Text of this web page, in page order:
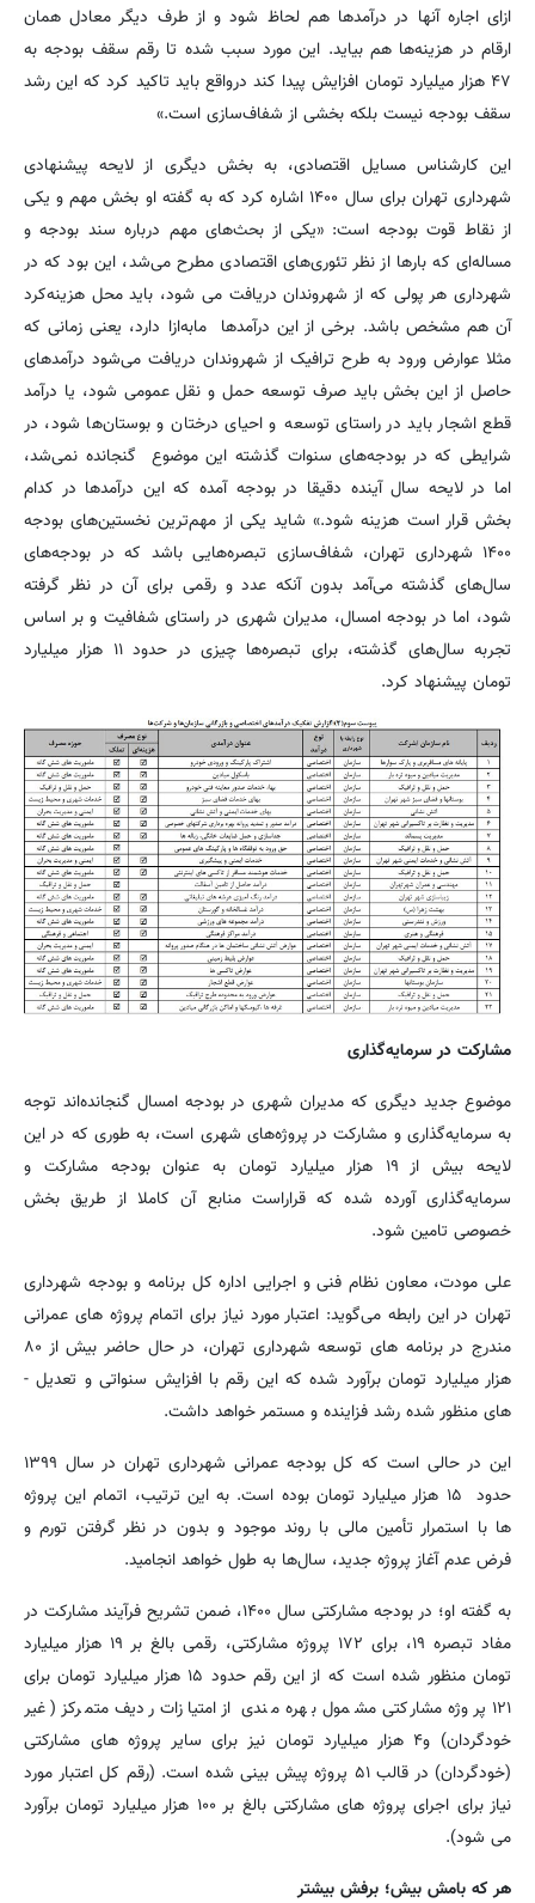
ازای اجاره آنها در درآمدها هم لحاظ شود و از طرف دیگر معادل همان
ارقام در هزینه‌ها هم بیاید. این مورد سبب شده تا رقم سقف بودجه به
۴۷ هزار میلیارد تومان افزایش پیدا کند درواقع باید تاکید کرد که این رشد
سقف بودجه نیست بلکه بخشی از شفاف‌سازی است.»
این کارشناس مسایل اقتصادی، به بخش دیگری از لایحه پیشنهادی
شهرداری تهران برای سال ۱۴۰۰ اشاره کرد که به گفته او بخش مهم و یکی
از نقاط قوت بودجه است: «یکی از بحث‌های مهم درباره سند بودجه و
مساله‌ای که بارها از نظر تئوری‌های اقتصادی مطرح می‌شد، این بود که در
شهرداری هر پولی که از شهروندان دریافت می شود، باید محل هزینه‌کرد
آن هم مشخص باشد. برخی از این درآمدها مابه‌ازا دارد، یعنی زمانی که
مثلا عوارض ورود به طرح ترافیک از شهروندان دریافت می‌شود درآمدهای
حاصل از این بخش باید صرف توسعه حمل و نقل عمومی شود، یا درآمد
قطع اشجار باید در راستای توسعه و احیای درختان و بوستان‌ها شود، در
شرایطی که در بودجه‌های سنوات گذشته این موضوع گنجانده نمی‌شد،
اما در لایحه سال آینده دقیقا در بودجه آمده که این درآمدها در کدام
بخش قرار است هزینه شود.» شاید یکی از مهم‌ترین نخستین‌های بودجه
۱۴۰۰ شهرداری تهران، شفاف‌سازی تبصره‌هایی باشد که در بودجه‌های
سال‌های گذشته می‌آمد بدون آنکه عدد و رقمی برای آن در نظر گرفته
شود، اما در بودجه امسال، مدیران شهری در راستای شفافیت و بر اساس
تجربه سال‌های گذشته، برای تبصره‌ها چیزی در حدود ۱۱ هزار میلیارد
تومان پیشنهاد کرد.
مشارکت در سرمایه‌گذاری
موضوع جدید دیگری که مدیران شهری در بودجه امسال گنجانده‌اند توجه
به سرمایه‌گذاری و مشارکت در پروژه‌های شهری است، به طوری که در این
لایحه بیش از ۱۹ هزار میلیارد تومان به عنوان بودجه مشارکت و
سرمایه‌گذاری آورده شده که قراراست منابع آن کاملا از طریق بخش
خصوصی تامین شود.
علی مودت، معاون نظام فنی و اجرایی اداره کل برنامه و بودجه شهرداری
تهران در این رابطه می‌گوید: اعتبار مورد نیاز برای اتمام پروژه های عمرانی
مندرج در برنامه­ های توسعه شهرداری تهران، در حال حاضر بیش از ۸۰
هزار میلیارد تومان برآورد شده که این رقم با افزایش سنواتی و تعدیل ­
های منظور شده رشد فزاینده و مستمر خواهد داشت.
این در حالی است که کل بودجه عمرانی شهرداری تهران در سال ۱۳۹۹
حدود ۱۵ هزار میلیارد تومان بوده است. به این ترتیب، اتمام این پروژه
ها با استمرار تأمین مالی با روند موجود و بدون در نظر گرفتن تورم و
فرض عدم آغاز پروژه جدید، سال‌ها به طول خواهد انجامید.
به گفته او؛ در بودجه مشارکتی سال ۱۴۰۰، ضمن تشریح فرآیند مشارکت در
مفاد تبصره ۱۹، برای ۱۷۲ پروژه مشارکتی، رقمی بالغ بر ۱۹ هزار میلیارد
تومان منظور شده است که از این رقم حدود ۱۵ هزار میلیارد تومان برای
۱۲۱ پروژه مشارکتی مشمول بهره مندی از امتیازات ردیف متمرکز (غیر
خودگردان) و۴ هزار میلیارد تومان نیز برای سایر پروژه های مشارکتی
(خودگردان) در قالب ۵۱ پروژه پیش بینی شده است. (رقم کل اعتبار مورد
نیاز برای اجرای پروژه­ های مشارکتی بالغ بر ۱۰۰ هزار میلیارد تومان برآورد
می شود).
هر که بامش بیش؛ برفش بیشتر